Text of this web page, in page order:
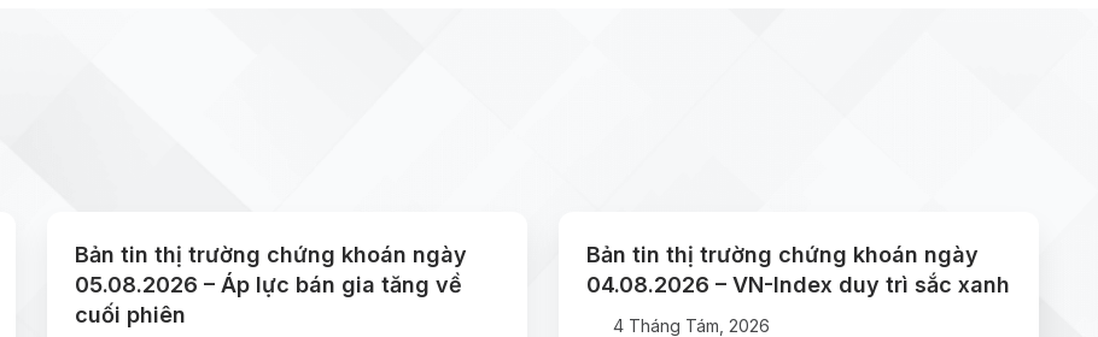
Bản tin thị trường chứng khoán ngày
05.08.2026 – Áp lực bán gia tăng về
cuối phiên
Bản tin thị trường chứng khoán ngày
04.08.2026 – VN-Index duy trì sắc xanh
4 Tháng Tám, 2026